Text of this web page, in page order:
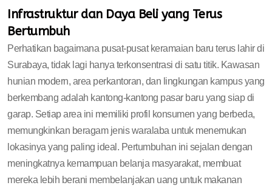
Infrastruktur dan Daya Beli yang Terus
Bertumbuh
Perhatikan bagaimana pusat-pusat keramaian baru terus lahir di
Surabaya, tidak lagi hanya terkonsentrasi di satu titik. Kawasan
hunian modern, area perkantoran, dan lingkungan kampus yang
berkembang adalah kantong-kantong pasar baru yang siap di
garap. Setiap area ini memiliki profil konsumen yang berbeda,
memungkinkan beragam jenis waralaba untuk menemukan
lokasinya yang paling ideal. Pertumbuhan ini sejalan dengan
meningkatnya kemampuan belanja masyarakat, membuat
mereka lebih berani membelanjakan uang untuk makanan